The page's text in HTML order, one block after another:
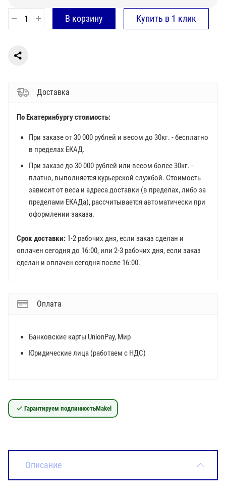
Доставка
По Екатеринбургу стоимость:
При заказе от 30 000 рублей и весом до 30кг. - бесплатно
в пределах ЕКАД.
При заказе до 30 000 рублей или весом более 30кг. -
платно, выполняется курьерской службой. Стоимость
зависит от веса и адреса доставки (в пределах, либо за
пределами ЕКАДа), рассчитывается автоматически при
оформлении заказа.
Срок доставки: 1-2 рабочих дня, если заказ сделан и
оплачен сегодня до 16:00, или 2-3 рабочих дня, если заказ
сделан и оплачен сегодня после 16:00.
Оплата
Банковские карты UnionPay, Мир
Юридические лица (работаем с НДС)
Гарантируем подлинностьMakel
Описание